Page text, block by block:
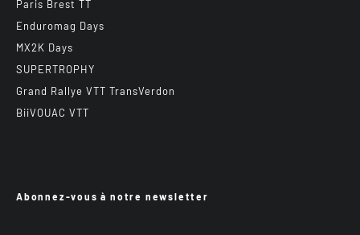
Paris Brest TT
Enduromag Days
MX2K Days
SUPERTROPHY
Grand Rallye VTT TransVerdon
BiiVOUAC VTT
Abonnez-vous à notre newsletter